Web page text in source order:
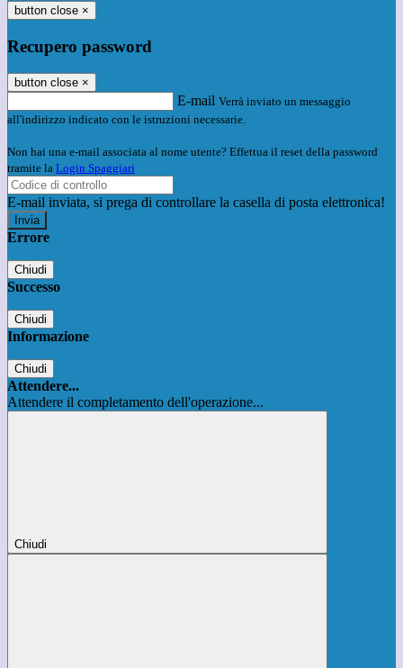
button close ×
Recupero password
button close ×
E-mail Verrà inviato un messaggio
all'indirizzo indicato con le istruzioni necessarie.
Non hai una e-mail associata al nome utente? Effettua il reset della password
tramite la Login Spaggiari
E-mail inviata, si prega di controllare la casella di posta elettronica!
Errore
Chiudi
Successo
Chiudi
Informazione
Chiudi
Attendere...
Attendere il completamento dell'operazione...
Chiudi